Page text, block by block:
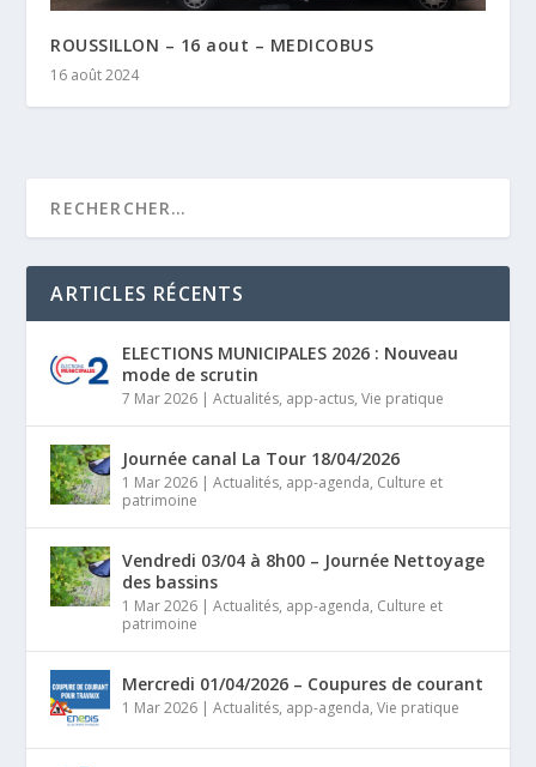
ROUSSILLON – 16 aout – MEDICOBUS
16 août 2024
ARTICLES RÉCENTS
ELECTIONS MUNICIPALES 2026 : Nouveau
mode de scrutin
7 Mar 2026 |Actualités, app-actus,Vie pratique
Journée canal La Tour 18/04/2026
1 Mar 2026 |Actualités, app-agenda, Culture et
patrimoine
Vendredi 03/04 à 8h00 – Journée Nettoyage
des bassins
1 Mar 2026 |Actualités, app-agenda, Culture et
patrimoine
Mercredi 01/04/2026 – Coupures de courant
1 Mar 2026 |Actualités, app-agenda,Vie pratique